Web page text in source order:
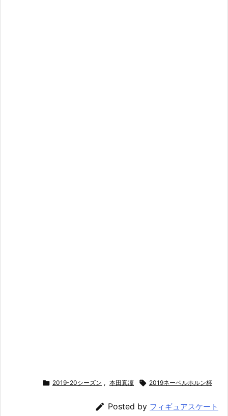
 2019-20シーズン , 本田真凜  2019ネーベルホルン杯
 Posted by フィギュアスケート